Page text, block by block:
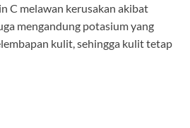
C melawan kerusakan akibat
mengandung potasium yang
kulit, sehingga kulit tetap